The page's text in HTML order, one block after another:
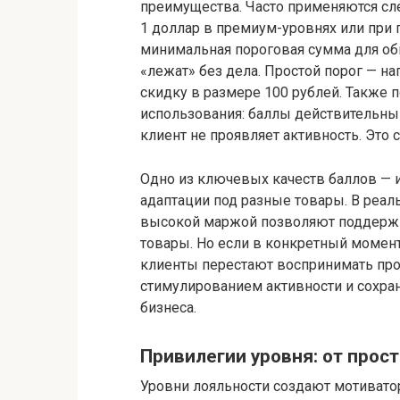
преимущества. Часто применяются
1 доллар в премиум-уровнях или при
минимальная пороговая сумма для
«лежат» без дела. Простой порог —
скидку в размере 100 рублей. Также
использования: баллы
клиент не проявляет активность. Это
Одно из ключевых качеств баллов —
адаптации под разные товары. В
высокой маржой позволяют
товары. Но если в конкретный
клиенты перестают воспринимать
стимулированием активности и
бизнеса.
Привилегии уровня: от
Уровни лояльности создают